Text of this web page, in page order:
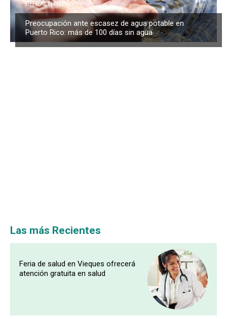
BEHEALTH NEWS
Preocupación ante escasez de agua potable en
Puerto Rico: más de 100 días sin agua
Las más Recientes
Feria de salud en Vieques ofrecerá
atención gratuita en salud